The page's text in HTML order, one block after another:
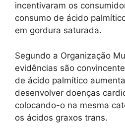
incentivaram os
consumo de ácido
em gordura saturada.
Segundo a Organização
evidências são
de ácido palmítico
desenvolver doenças
colocando-o na mesma
os ácidos graxos trans.